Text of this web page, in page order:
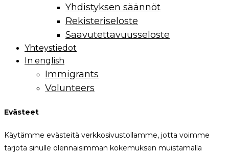
Yhdistyksen säännöt
Rekisteriseloste
Saavutettavuusseloste
Yhteystiedot
In english
Immigrants
Volunteers
Evästeet
Käytämme evästeitä verkkosivustollamme, jotta voimme
tarjota sinulle olennaisimman kokemuksen muistamalla